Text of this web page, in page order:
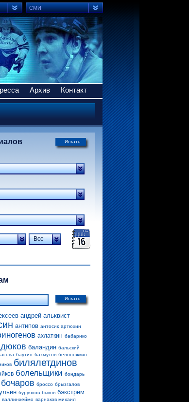
СМИ
Архив Контакт
Искать
Все
Искать
андрей альквист
антипов антосик артюхин
ахлаткин бабарико
баландин бальский
баутин бахмутов белоножкин
билялетдинов
болельщики бондарь
бочаров броссо брызгалов
буруянов быков бэкстрем
валлинхеймо варнаков михаил